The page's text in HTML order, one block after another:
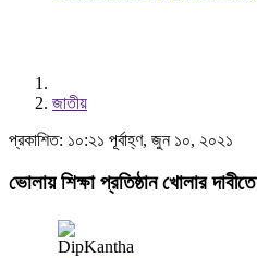
জাতীয়
প্রকাশিত: ১০:২১ পূর্বাহ্ণ, জুন ১০, ২০২১
ভোলায় শিক্ষা প্রতিষ্ঠান খোলার